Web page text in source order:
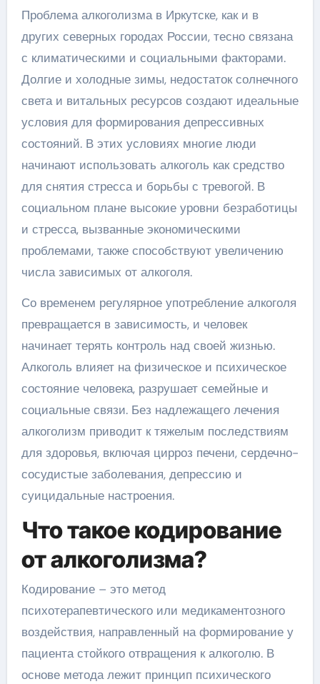
Проблема алкоголизма в Иркутске, как и в
других северных городах России, тесно связана
с климатическими и социальными факторами.
Долгие и холодные зимы, недостаток солнечного
света и витальных ресурсов создают идеальные
условия для формирования депрессивных
состояний. В этих условиях многие люди
начинают использовать алкоголь как средство
для снятия стресса и борьбы с тревогой. В
социальном плане высокие уровни безработицы
и стресса, вызванные экономическими
проблемами, также способствуют увеличению
числа зависимых от алкоголя.
Со временем регулярное употребление алкоголя
превращается в зависимость, и человек
начинает терять контроль над своей жизнью.
Алкоголь влияет на физическое и психическое
состояние человека, разрушает семейные и
социальные связи. Без надлежащего лечения
алкоголизм приводит к тяжелым последствиям
для здоровья, включая цирроз печени, сердечно-
сосудистые заболевания, депрессию и
суицидальные настроения.
Что такое кодирование
от алкоголизма?
Кодирование – это метод
психотерапевтического или медикаментозного
воздействия, направленный на формирование у
пациента стойкого отвращения к алкоголю. В
основе метода лежит принцип психического